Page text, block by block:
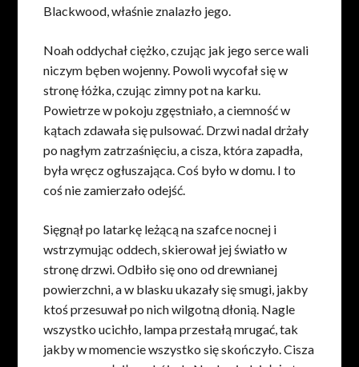
Blackwood, właśnie znalazło jego.
Noah oddychał ciężko, czując jak jego serce wali
niczym bęben wojenny. Powoli wycofał się w
stronę łóżka, czując zimny pot na karku.
Powietrze w pokoju zgęstniało, a ciemność w
kątach zdawała się pulsować. Drzwi nadal drżały
po nagłym zatrzaśnięciu, a cisza, która zapadła,
była wręcz ogłuszająca. Coś było w domu. I to
coś nie zamierzało odejść.
Sięgnął po latarkę leżącą na szafce nocnej i
wstrzymując oddech, skierował jej światło w
stronę drzwi. Odbiło się ono od drewnianej
powierzchni, a w blasku ukazały się smugi, jakby
ktoś przesuwał po nich wilgotną dłonią. Nagle
wszystko ucichło, lampa przestałą mrugać, tak
jakby w momencie wszystko się skończyło. Cisza